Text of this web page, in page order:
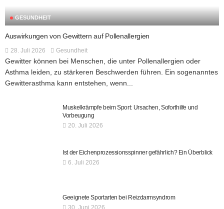
GESUNDHEIT
Auswirkungen von Gewittern auf Pollenallergien
28. Juli 2026 Gesundheit
Gewitter können bei Menschen, die unter Pollenallergien oder
Asthma leiden, zu stärkeren Beschwerden führen. Ein sogenanntes
Gewitterasthma kann entstehen, wenn...
Muskelkrämpfe beim Sport: Ursachen, Soforthilfe und
Vorbeugung
20. Juli 2026
Ist der Eichenprozessionsspinner gefährlich? Ein Überblick
6. Juli 2026
Geeignete Sportarten bei Reizdarmsyndrom
30. Juni 2026